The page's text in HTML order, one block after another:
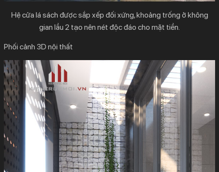
Hệ cửa lá sách được sắp xếp đối xứng, khoảng trống ở không
gian lầu 2 tạo nên nét độc đáo cho mặt tiền.
Phối cảnh 3D nội thất